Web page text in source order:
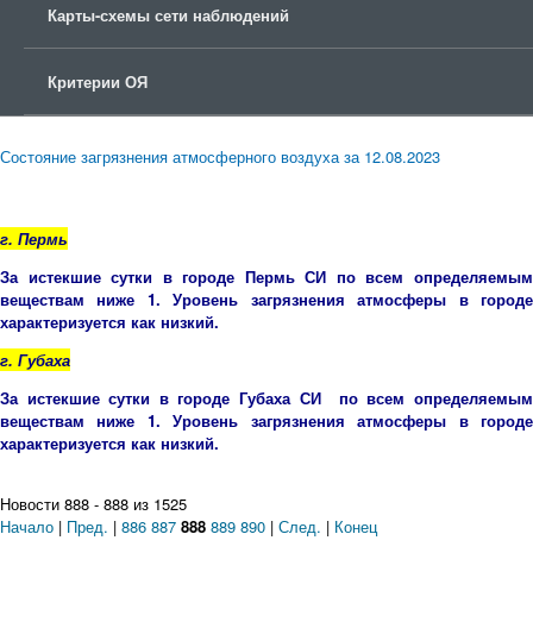
Карты-схемы сети наблюдений
Критерии ОЯ
Состояние загрязнения атмосферного воздуха за 12.08.2023
г. Пермь
За истекшие сутки в городе Пермь СИ по всем определяемым
веществам ниже 1. Уровень загрязнения атмосферы в городе
характеризуется как низкий.
г. Губаха
За истекшие сутки в городе Губаха СИ по всем определяемым
веществам ниже 1. Уровень загрязнения атмосферы в городе
характеризуется как низкий.
Новости 888 - 888 из 1525
Начало | Пред. | 886 887 888 889 890 | След. | Конец